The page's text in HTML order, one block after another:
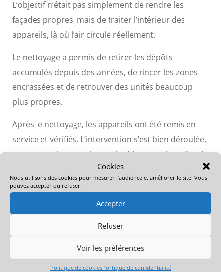
Cookies
Nous utilisons des cookies pour mesurer l’audience et améliorer le site. Vous
pouvez accepter ou refuser.
Accepter
Refuser
Voir les préférences
Politique de cookiesPolitique de confidentialité
L’objectif n’était pas simplement de rendre les
façades propres, mais de traiter l’intérieur des
appareils, là où l’air circule réellement.
Le nettoyage a permis de retirer les dépôts
accumulés depuis des années, de rincer les zones
encrassées et de retrouver des unités beaucoup
plus propres.
Après le nettoyage, les appareils ont été remis en
service et vérifiés. L’intervention s’est bien déroulée,
sans mauvaise surprise, malgré la contrainte d’accès
Ce type de prestation rejoint d’autres interventions
réalisées sur Nîmes, comme ce
climatisations dans une maison à Nîmes